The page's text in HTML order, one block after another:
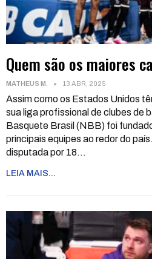
Quem são os maiores
MATHEUS M. 13 ABR, 2025
Assim como os Estados Unidos
sua liga profissional de clubes de
Basquete Brasil (NBB) foi
principais equipes ao redor do
disputada por 18…
LEIA MAIS...